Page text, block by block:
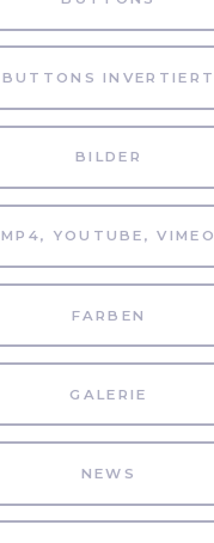
BUTTONS INVERTIERT
BILDER
MP4, YOUTUBE, VIMEO
FARBEN
GALERIE
NEWS